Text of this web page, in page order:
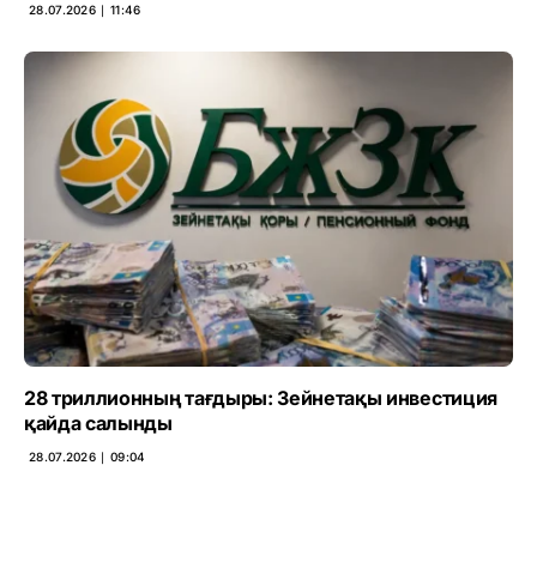
28.07.2026 ∣ 11:46
28 триллионның тағдыры: Зейнетақы инвестиция
қайда салынды
28.07.2026 ∣ 09:04